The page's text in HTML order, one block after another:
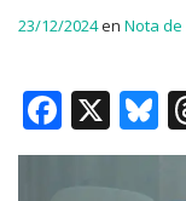
23/12/2024en Nota
F
a
X
u